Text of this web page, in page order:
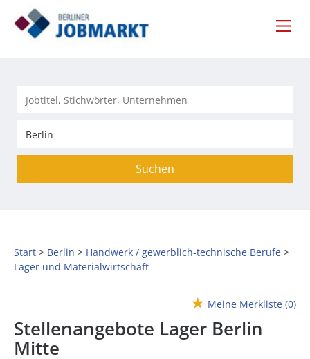
Suchen
Start Berlin
Handwerk / gewerblich-technische Berufe
Lager und Materialwirtschaft
Meine Merkliste (0)
Stellenangebote Lager Berlin
Mitte